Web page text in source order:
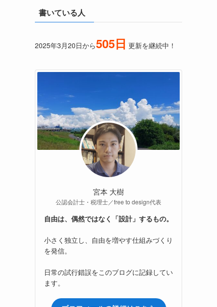
書いている人
2025年3月20日から505日 更新を継続中！
宮本 大樹
公認会計士・税理士／free to design代表
自由は、偶然ではなく「設計」するもの。
小さく独立し、自由を増やす仕組みづくり
を発信。
日常の試行錯誤をこのブログに記録してい
ます。